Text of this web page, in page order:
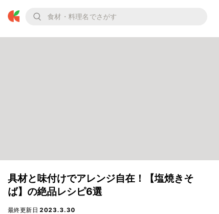
具材と味付けでアレンジ自在！【塩焼きそ
ば】の絶品レシピ6選
最終更新日2023.3.30